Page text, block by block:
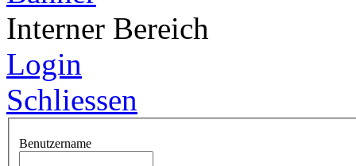
Interner Bereich
Login
Schliessen
Benutzername